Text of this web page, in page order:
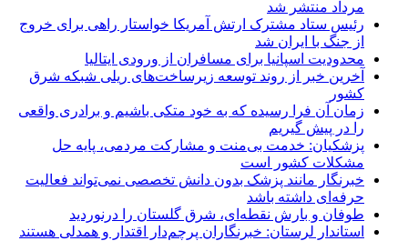
مرداد منتشر شد
رئیس ستاد مشترک ارتش آمریکا خواستار راهی برای خروج
از جنگ با ایران شد
محدودیت اسپانیا برای مسافران از ورودی ایتالیا
آخرین خبر از روند توسعه زیرساخت‌های ریلی شبکه شرق
کشور
زمان آن فرا رسیده که به خود متکی باشیم و برادری واقعی
را در پیش گیریم
پزشکیان: خدمت بی‌منت و مشارکت مردمی، پایه حل
مشکلات کشور است
خبرنگار مانند پزشک بدون دانش تخصصی نمی‌تواند فعالیت
حرفه‌ای داشته باشد
طوفان و بارش نقطه‌ای، شرق گلستان را درنوردید
استاندار لرستان: خبرنگاران پرچم‌دار اقتدار و همدلی هستند